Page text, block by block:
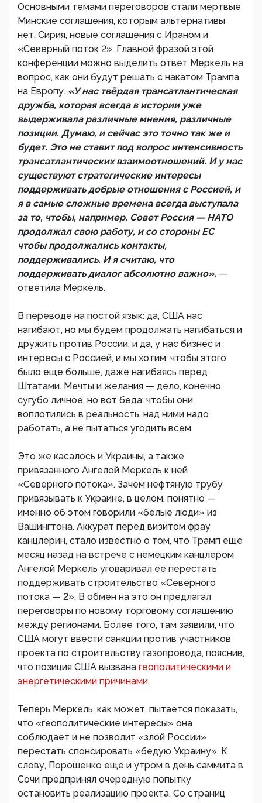
Основными темами переговоров стали мертвые
Минские соглашения, которым альтернативы
нет, Сирия, новые соглашения с Ираном и
«Северный поток 2». Главной фразой этой
конференции можно выделить ответ Меркель на
вопрос, как они будут решать с накатом Трампа
на Европу. «У нас твёрдая трансатлантическая
дружба, которая всегда в истории уже
выдерживала различные мнения, различные
позиции. Думаю, и сейчас это точно так же и
будет. Это не ставит под вопрос интенсивность
трансатлантических взаимоотношений. И у нас
существуют стратегические интересы
поддерживать добрые отношения с Россией, и
я в самые сложные времена всегда выступала
за то, чтобы, например, Совет Россия — НАТО
продолжал свою работу, и со стороны ЕС
чтобы продолжались контакты,
поддерживались. И я считаю, что
поддерживать диалог абсолютно важно», —
ответила Меркель.
В переводе на постой язык: да, США нас
нагибают, но мы будем продолжать нагибаться и
дружить против России, и да, у нас бизнес и
интересы с Россией, и мы хотим, чтобы этого
было еще больше, даже нагибаясь перед
Штатами. Мечты и желания — дело, конечно,
сугубо личное, но вот беда: чтобы они
воплотились в реальность, над ними надо
работать, а не пытаться угодить всем.
Это же касалось и Украины, а также
привязанного Ангелой Меркель к ней
«Северного потока». Зачем нефтяную трубу
привязывать к Украине, в целом, понятно —
именно об этом говорили «белые люди» из
Вашингтона. Аккурат перед визитом фрау
канцлерин, стало известно о том, что Трамп еще
месяц назад на встрече с немецким канцлером
Ангелой Меркель уговаривал ее перестать
поддерживать строительство «Северного
потока — 2». В обмен на это он предлагал
переговоры по новому торговому соглашению
между регионами. Более того, там заявили, что
США могут ввести санкции против участников
проекта по строительству газопровода, пояснив,
что позиция США вызвана геополитическими и
энергетическими причинами.
Теперь Меркель, как может, пытается показать,
что «геополитические интересы» она
соблюдает и не позволит «злой России»
перестать спонсировать «бедую Украину». К
слову, Порошенко еще и утром в день саммита в
Сочи предпринял очередную попытку
остановить реализацию проекта. Со страниц